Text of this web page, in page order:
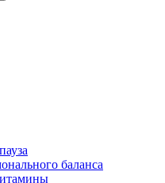
баланса